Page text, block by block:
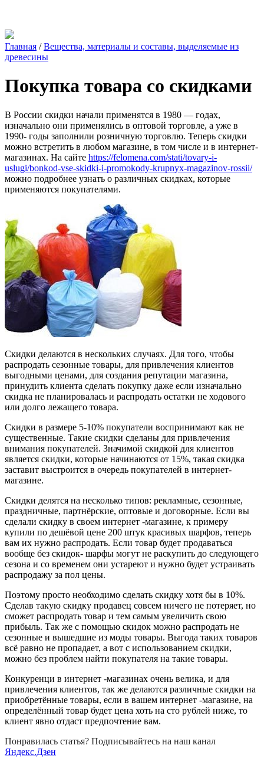
Главная /Вещества, материалы и составы, выделяемые из
древесины
Покупка товара со скидками
В России скидки начали применятся в 1980 — годах,
изначально они применялись в оптовой торговле, а уже в
1990- годы заполнили розничную торговлю. Теперь скидки
можно встретить в любом магазине, в том числе и в интернет-
магазинах. На сайте https://felomena.com/stati/tovary-i-
uslugi/bonkod-vse-skidki-i-promokody-krupnyx-magazinov-rossii/
можно подробнее узнать о различных скидках, которые
применяются покупателями.
Скидки делаются в нескольких случаях. Для того, чтобы
распродать сезонные товары, для привлечения клиентов
выгодными ценами, для создания репутации магазина,
принудить клиента сделать покупку даже если изначально
скидка не планировалась и распродать остатки не ходового
или долго лежащего товара.
Скидки в размере 5-10% покупатели воспринимают как не
существенные. Такие скидки сделаны для привлечения
внимания покупателей. Значимой скидкой для клиентов
является скидки, которые начинаются от 15%, такая скидка
заставит выстроится в очередь покупателей в интернет-
магазине.
Скидки делятся на несколько типов: рекламные, сезонные,
праздничные, партнёрские, оптовые и договорные. Если вы
сделали скидку в своем интернет -магазине, к примеру
купили по дешёвой цене 200 штук красивых шарфов, теперь
вам их нужно распродать. Если товар будет продаваться
вообще без скидок- шарфы могут не раскупить до следующего
сезона и со временем они устареют и нужно будет устраивать
распродажу за пол цены.
Поэтому просто необходимо сделать скидку хотя бы в 10%.
Сделав такую скидку продавец совсем ничего не потеряет, но
сможет распродать товар и тем самым увеличить свою
прибыль. Так же с помощью скидок можно распродать не
сезонные и вышедшие из моды товары. Выгода таких товаров
всё равно не пропадает, а вот с использованием скидки,
можно без проблем найти покупателя на такие товары.
Конкуренци в интернет -магазинах очень велика, и для
привлечения клиентов, так же делаются различные скидки на
приобретённые товары, если в вашем интернет -магазине, на
определённый товар будет цена хоть на сто рублей ниже, то
клиент явно отдаст предпочтение вам.
Понравилась статья? Подписывайтесь на наш канал
Яндекс.Дзен